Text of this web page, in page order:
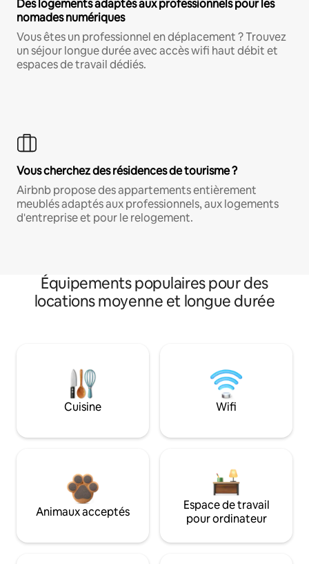
Des logements adaptés aux professionnels pour les
nomades numériques
Vous êtes un professionnel en déplacement ? Trouvez
un séjour longue durée avec accès wifi haut débit et
espaces de travail dédiés.
Vous cherchez des résidences de tourisme ?
Airbnb propose des appartements entièrement
meublés adaptés aux professionnels, aux logements
d'entreprise et pour le relogement.
Équipements populaires pour des
locations moyenne et longue durée
Cuisine Wifi
Animaux acceptés
Espace de travail
pour ordinateur